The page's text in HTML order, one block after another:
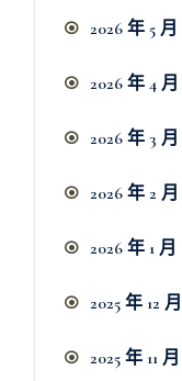
2026 年 5 月
2026 年 4 月
2026 年 3 月
2026 年 2 月
2026 年 1 月
2025 年 12 月
2025 年 11 月